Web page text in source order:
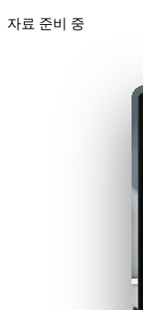
자료 준비 중